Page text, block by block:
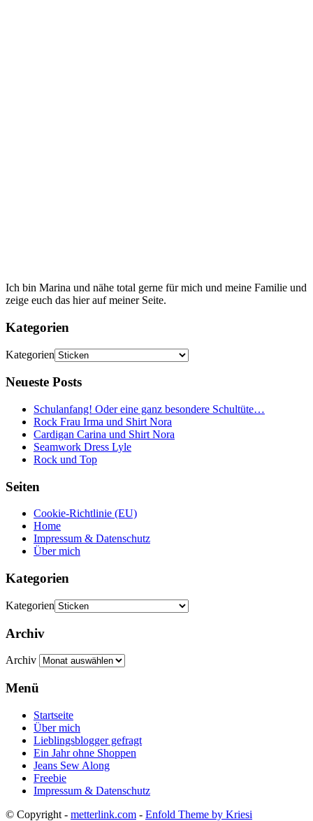
Ich bin Marina und nähe total gerne für mich und meine Familie und
zeige euch das hier auf meiner Seite.
Kategorien
Kategorien
Neueste Posts
Schulanfang! Oder eine ganz besondere Schultüte…
Rock Frau Irma und Shirt Nora
Cardigan Carina und Shirt Nora
Seamwork Dress Lyle
Rock und Top
Seiten
Cookie-Richtlinie (EU)
Home
Impressum & Datenschutz
Über mich
Kategorien
Kategorien
Archiv
Archiv
Menü
Startseite
Über mich
Lieblingsblogger gefragt
Ein Jahr ohne Shoppen
Jeans Sew Along
Freebie
Impressum & Datenschutz
© Copyright - metterlink.com - Enfold Theme by Kriesi